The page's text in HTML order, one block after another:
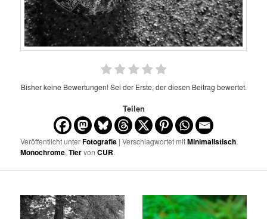
Bisher keine Bewertungen! Sei der Erste, der diesen Beitrag bewertet.
Teilen
Veröffentlicht unterFotografie | Verschlagwortet mitMinimalistisch,
Monochrome,TiervonCUR.